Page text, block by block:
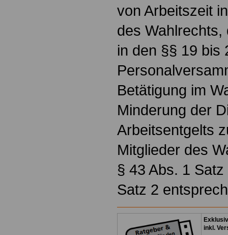
von Arbeitszeit
des Wahlrechts,
in den §§ 19 bis
Betätigung im
Minderung der
Arbeitsentgelts
Mitglieder des
§ 43 Abs. 1
Satz 2
inkl.